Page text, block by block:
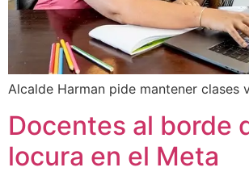
Alcalde Harman pide mantener clases
Docentes al borde
locura en el Meta